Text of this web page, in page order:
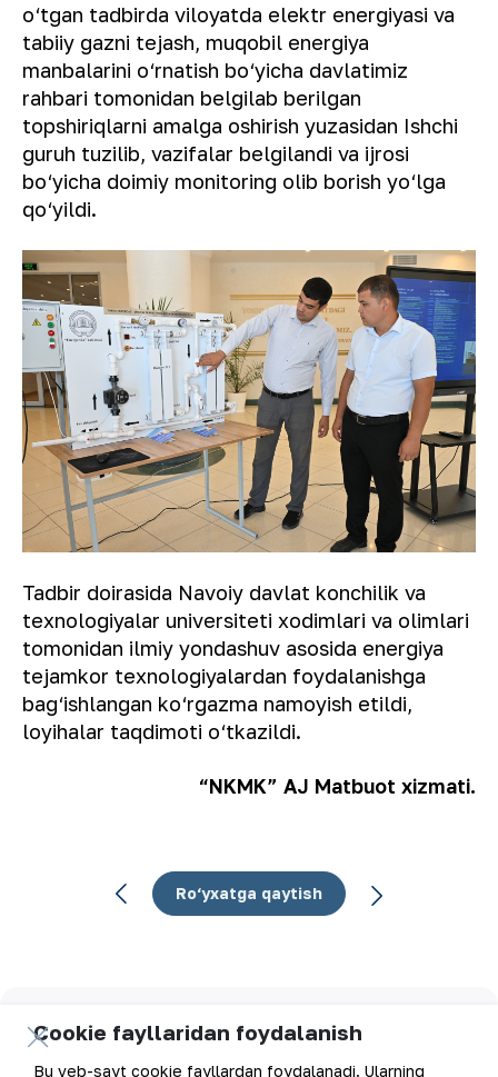
o‘tgan tadbirda viloyatda elektr energiyasi va
tabiiy gazni tejash, muqobil energiya
manbalarini o‘rnatish bo‘yicha davlatimiz
rahbari tomonidan belgilab berilgan
topshiriqlarni amalga oshirish yuzasidan Ishchi
guruh tuzilib, vazifalar belgilandi va ijrosi
bo‘yicha doimiy monitoring olib borish yo‘lga
qo‘yildi.
Tadbir doirasida Navoiy davlat konchilik va
texnologiyalar universiteti xodimlari va olimlari
tomonidan ilmiy yondashuv asosida energiya
tejamkor texnologiyalardan foydalanishga
bag‘ishlangan ko‘rgazma namoyish etildi,
loyihalar taqdimoti o‘tkazildi.
“NKMK” AJ Matbuot xizmati.
Ro‘yxatga qaytish
Elektron pochta manzili
Cookie fayllaridan foydalanish
Bu veb-sayt cookie fayllardan foydalanadi. Ularning